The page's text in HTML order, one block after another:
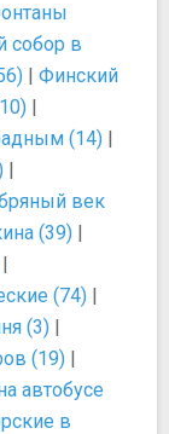
собор в
| Финский
|
(14) |
|
век
(39) |
|
(74) |
(3) |
(19) |
автобусе
в